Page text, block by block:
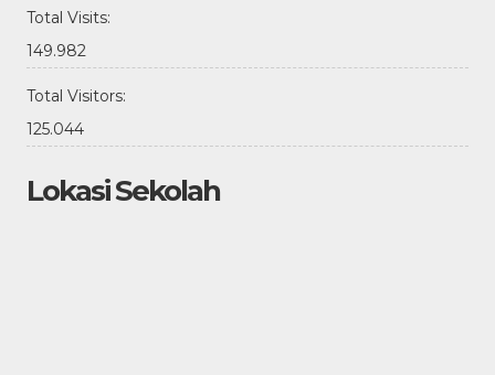
Total Visits:
149.982
Total Visitors:
125.044
Lokasi Sekolah